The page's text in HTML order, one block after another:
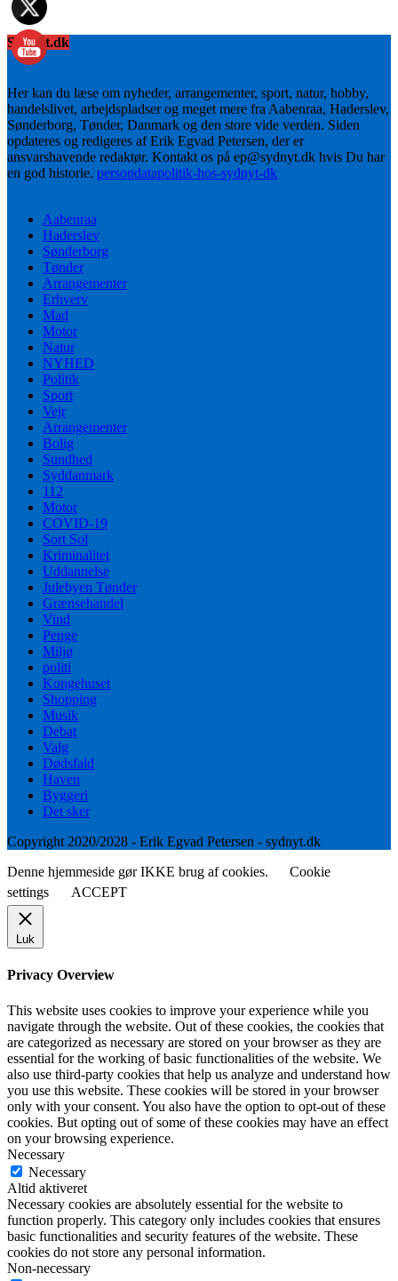
Sydnyt.dk
Her kan du læse om nyheder, arrangementer, sport, natur, hobby,
handelslivet, arbejdspladser og meget mere fra Aabenraa, Haderslev,
Sønderborg, Tønder, Danmark og den store vide verden. Siden
opdateres og redigeres af Erik Egvad Petersen, der er
ansvarshavende redaktør. Kontakt os på ep@sydnyt.dk hvis Du har
en god historie. persondatapolitik-hos-sydnyt-dk
Aabenraa
Haderslev
Sønderborg
Tønder
Arrangementer
Erhverv
Mad
Motor
Natur
NYHED
Politik
Sport
Vejr
Arrangementer
Bolig
Sundhed
Syddanmark
112
Motor
COVID-19
Sort Sol
Kriminalitet
Uddannelse
Julebyen Tønder
Grænsehandel
Vind
Penge
Miljø
politi
Kongehuset
Shopping
Musik
Debat
Valg
Dødsfald
Haven
Byggeri
Det sker
Copyright 2020/2028 - Erik Egvad Petersen - sydnyt.dk
Denne hjemmeside gør IKKE brug af cookies.
Cookie
settings
ACCEPT
Luk
Privacy Overview
This website uses cookies to improve your experience while you
navigate through the website. Out of these cookies, the cookies that
are categorized as necessary are stored on your browser as they are
essential for the working of basic functionalities of the website. We
also use third-party cookies that help us analyze and understand how
you use this website. These cookies will be stored in your browser
only with your consent. You also have the option to opt-out of these
cookies. But opting out of some of these cookies may have an effect
on your browsing experience.
Necessary
Necessary
Altid aktiveret
Necessary cookies are absolutely essential for the website to
function properly. This category only includes cookies that ensures
basic functionalities and security features of the website. These
cookies do not store any personal information.
Non-necessary